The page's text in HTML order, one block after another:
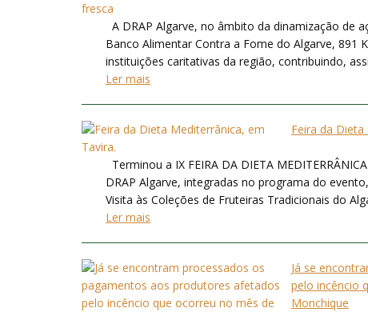
A DRAP Algarve, no âmbito da dinamização de
Banco Alimentar Contra a Fome do Algarve, 891
instituições caritativas da região, contribuindo,
Ler mais
Feira da
Terminou a IX FEIRA DA DIETA
DRAP Algarve, integradas no programa do
Visita às Coleções de Fruteiras Tradicionais do
Ler mais
Já se
pelo incêncio
Monchique